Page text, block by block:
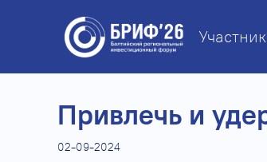
Привлечь и
02-09-2024